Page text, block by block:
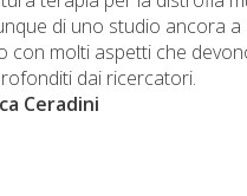
di uno studio ancora a
con molti aspetti che
dai ricercatori.
Ceradini